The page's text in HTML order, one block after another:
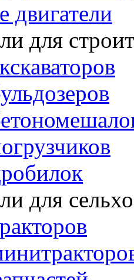
двигатели
для
для